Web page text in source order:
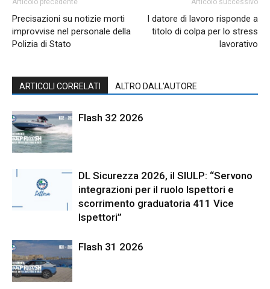
Articolo precedente
Precisazioni su notizie morti
improvvise nel personale della
Polizia di Stato
Articolo successivo
l datore di lavoro risponde a
titolo di colpa per lo stress
lavorativo
ARTICOLI CORRELATI ALTRO DALL'AUTORE
Flash 32 2026
DL Sicurezza 2026, il SIULP: “Servono
integrazioni per il ruolo Ispettori e
scorrimento graduatoria 411 Vice
Ispettori”
Flash 31 2026